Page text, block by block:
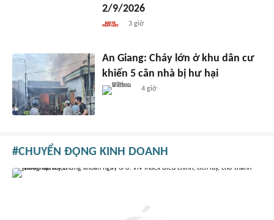
2/9/2026
3 giờ
An Giang: Cháy lớn ở khu dân cư
khiến 5 căn nhà bị hư hại
4 giờ
CHUYỂN ĐỘNG KINH DOANH